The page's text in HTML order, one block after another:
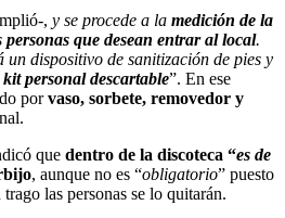
, y se procede a la medición de la
que desean entrar al local.
un dispositivo de sanitización de pies y
personal descartable”. En ese
porvaso, sorbete, removedor y
que dentro de la discoteca “es de
, aunque no es “obligatorio” puesto
las personas se lo quitarán.